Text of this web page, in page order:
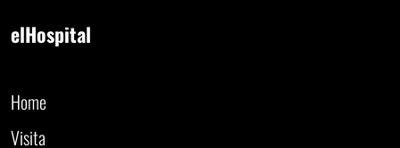
elHospital
Home
Visita